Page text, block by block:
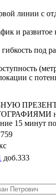
линии с
и развитое
под
с
на
15 минут
доб.333